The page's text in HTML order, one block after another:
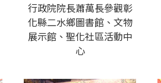
行政院院長蕭萬長參觀彰
化縣二水鄉圖書館、文物
展示館、聖化社區活動中
心